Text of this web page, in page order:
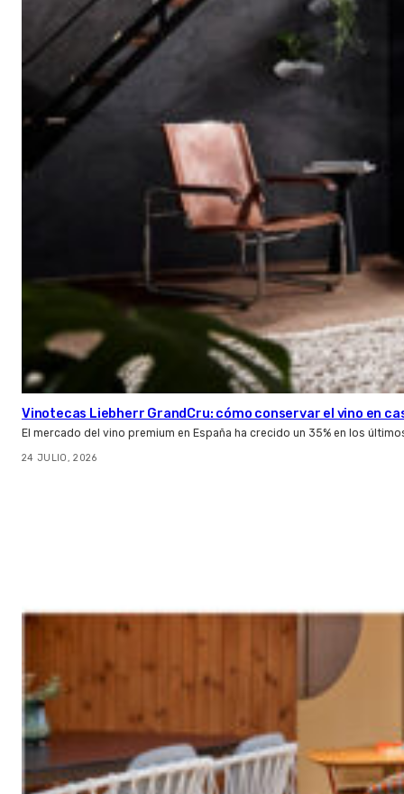
Vinotecas Liebherr GrandCru: cómo conservar el vino en
El mercado del vino premium en España ha crecido un 35% en los
24 JULIO, 2026